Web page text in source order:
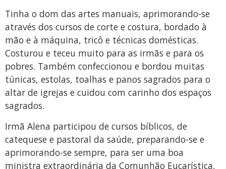
Tinha o dom das artes manuais, aprimorando-se
através dos cursos de corte e costura, bordado à
mão e à máquina, tricô e técnicas domésticas.
Costurou e teceu muito para as irmãs e para os
pobres. Também confeccionou e bordou muitas
túnicas, estolas, toalhas e panos sagrados para o
altar de igrejas e cuidou com carinho dos espaços
sagrados.
Irmã Alena participou de cursos bíblicos, de
catequese e pastoral da saúde, preparando-se e
aprimorando-se sempre, para ser uma boa
ministra extraordinária da Comunhão Eucarística,